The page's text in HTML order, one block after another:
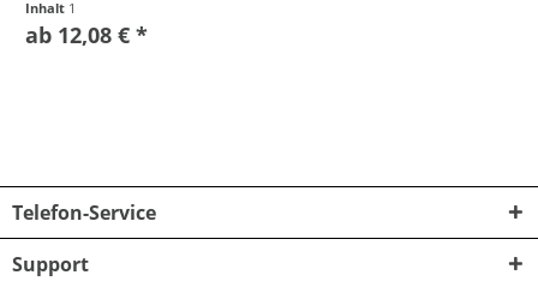
Inhalt 1
ab 12,08 € *
Telefon-Service
Support